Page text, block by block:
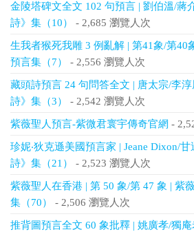
金陵塔碑文全文 102 句預言 | 劉伯溫/蔣
詩》集（10）
- 2,685 瀏覽人次
生我者猴死我雕 3 例亂解 | 第41象/第40
預言集（7）
- 2,556 瀏覽人次
藏頭詩預言 24 句問答全文 | 唐太宗/李
詩》集（3）
- 2,542 瀏覽人次
紫薇聖人預言-紫微君寰宇傳奇官網 -
珍妮‧狄克遜美國預言家 | Jeane Dixon/
詩》集（21）
- 2,523 瀏覽人次
紫薇聖人在香港 | 第 50 象/第 47 象 | 紫
集（70）
- 2,506 瀏覽人次
推背圖預言全文 60 象批釋 | 姚廣孝/獨